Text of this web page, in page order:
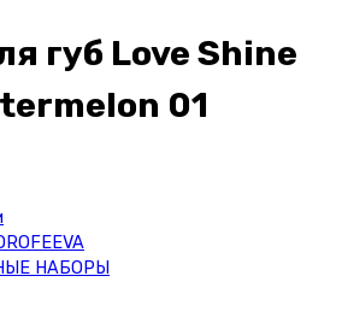
губ Love Shine
01
НАБОРЫ